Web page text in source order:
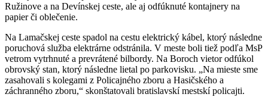
Ružinove a na Devínskej ceste, ale aj odfúknuté kontajnery na
papier či oblečenie.
Na Lamačskej ceste spadol na cestu elektrický kábel, ktorý následne
poruchová služba elektrárne odstránila. V meste boli tiež podľa MsP
vetrom vytrhnuté a prevrátené bilbordy. Na Boroch vietor odfúkol
obrovský stan, ktorý následne lietal po parkovisku. „Na mieste sme
zasahovali s kolegami z Policajného zboru a Hasičského a
záchranného zboru,“ skonštatovali bratislavskí mestskí policajti.